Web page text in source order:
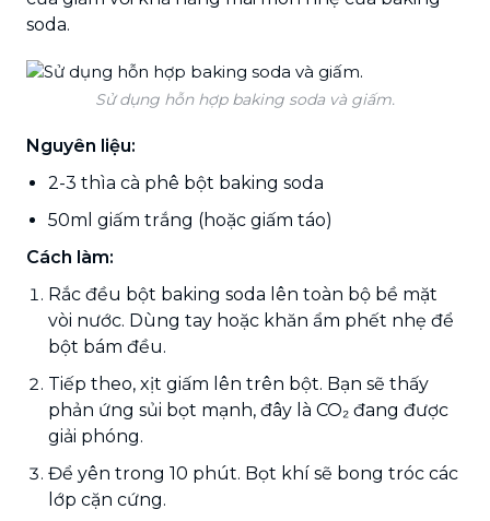
soda.
Sử dụng hỗn hợp baking soda và giấm.
Nguyên liệu:
2-3 thìa cà phê bột baking soda
50ml giấm trắng (hoặc giấm táo)
Cách làm:
Rắc đều bột baking soda lên toàn bộ bề mặt
vòi nước. Dùng tay hoặc khăn ẩm phết nhẹ để
bột bám đều.
Tiếp theo, xịt giấm lên trên bột. Bạn sẽ thấy
phản ứng sủi bọt mạnh, đây là CO₂ đang được
giải phóng.
Để yên trong 10 phút. Bọt khí sẽ bong tróc các
lớp cặn cứng.